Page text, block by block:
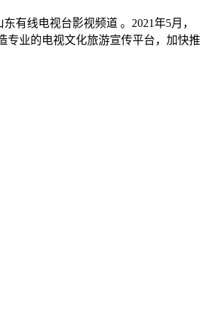
有线电视台影视频道 。2021年5月，
专业的电视文化旅游宣传平台，加快推